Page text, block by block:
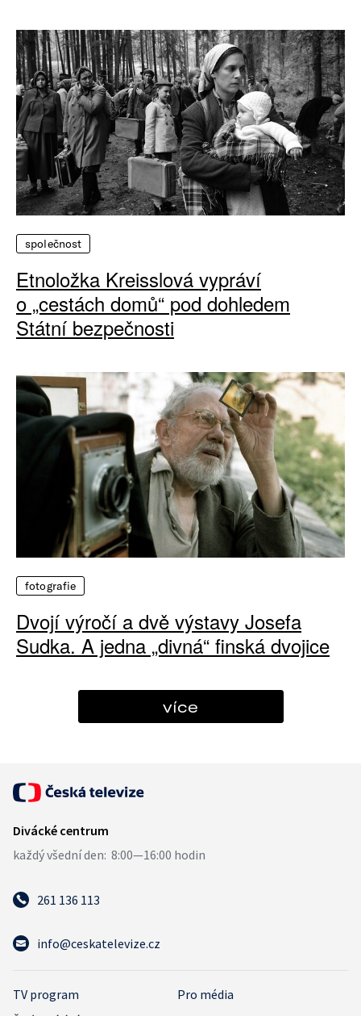
společnost
Etnoložka Kreisslová vypráví
o „cestách domů“ pod dohledem
Státní bezpečnosti
fotografie
Dvojí výročí a dvě výstavy Josefa
Sudka. A jedna „divná“ finská dvojice
více
261 136 113
info@ceskatelevize.cz
TV program
Pro média